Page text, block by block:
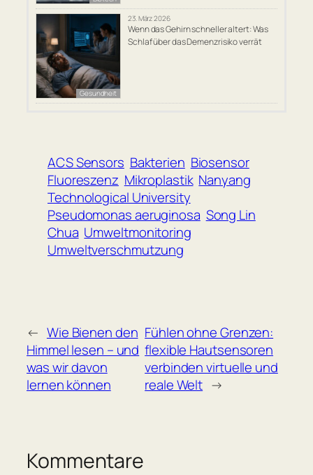
Gesundheit
23. März 2026
Wenn das Gehirn schneller altert: Was
Schlaf über das Demenzrisiko verrät
ACS Sensors Bakterien Biosensor
Fluoreszenz Mikroplastik Nanyang
Technological University
Pseudomonas aeruginosa Song Lin
Chua Umweltmonitoring
Umweltverschmutzung
← Wie Bienen den
Himmel lesen – und
was wir davon
lernen können
Fühlen ohne Grenzen:
flexible Hautsensoren
verbinden virtuelle und
reale Welt →
Kommentare